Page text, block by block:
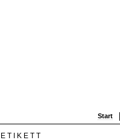
Start
ETIKETT